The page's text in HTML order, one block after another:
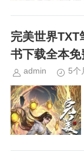
完美世界
书下载全本免
admin 5个